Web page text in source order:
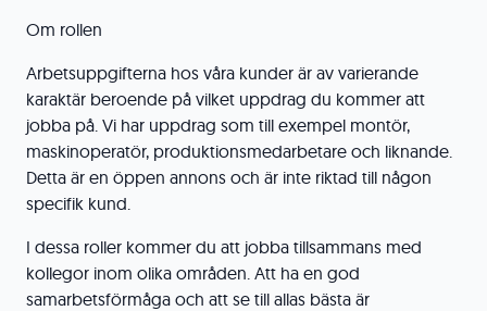
Om rollen
Arbetsuppgifterna hos våra kunder är av varierande
karaktär beroende på vilket uppdrag du kommer att
jobba på. Vi har uppdrag som till exempel montör,
maskinoperatör, produktionsmedarbetare och liknande.
Detta är en öppen annons och är inte riktad till någon
specifik kund.
I dessa roller kommer du att jobba tillsammans med
kollegor inom olika områden. Att ha en god
samarbetsförmåga och att se till allas bästa är